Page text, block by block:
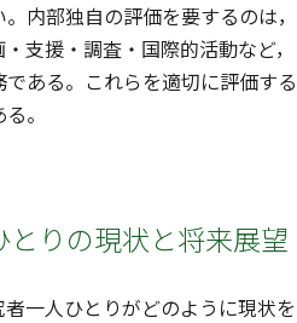
内部独自の評価を要するのは，
支援・調査・国際的活動など，
ある。これらを適切に評価する
。
とりの現状と将来展望
一人ひとりがどのように現状を